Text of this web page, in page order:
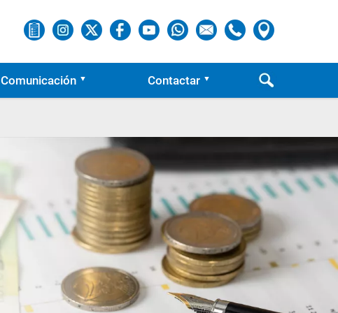
Comunicación Contactar